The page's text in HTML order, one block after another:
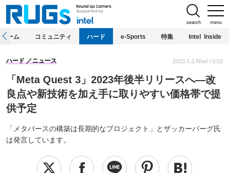
menu
search
ホーム コミュニティ ハード e-Sports 特集 Intel Inside
「Meta Quest 3」2023年後半リリースへ―改
良点や新技術を加え手に取りやすい価格帯で提
供予定
「メタバースの構築は長期的なプロジェクト」とザッカーバーグ氏
は発言しています。
ハード ニュース 2023.5.3 Wed 13:02